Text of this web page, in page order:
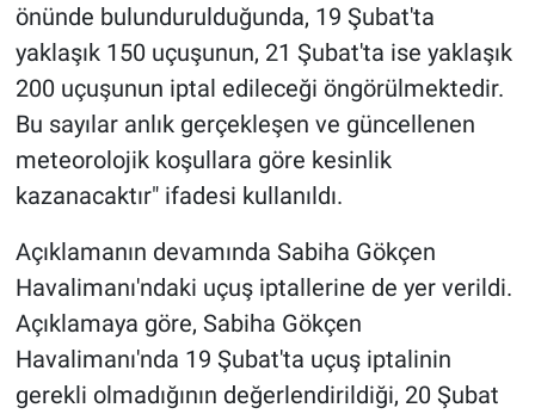
önünde bulundurulduğunda, 19 Şubat'ta
yaklaşık 150 uçuşunun, 21 Şubat'ta ise yaklaşık
200 uçuşunun iptal edileceği öngörülmektedir.
Bu sayılar anlık gerçekleşen ve güncellenen
meteorolojik koşullara göre kesinlik
kazanacaktır" ifadesi kullanıldı.
Açıklamanın devamında Sabiha Gökçen
Havalimanı'ndaki uçuş iptallerine de yer verildi.
Açıklamaya göre, Sabiha Gökçen
Havalimanı'nda 19 Şubat'ta uçuş iptalinin
gerekli olmadığının değerlendirildiği, 20 Şubat